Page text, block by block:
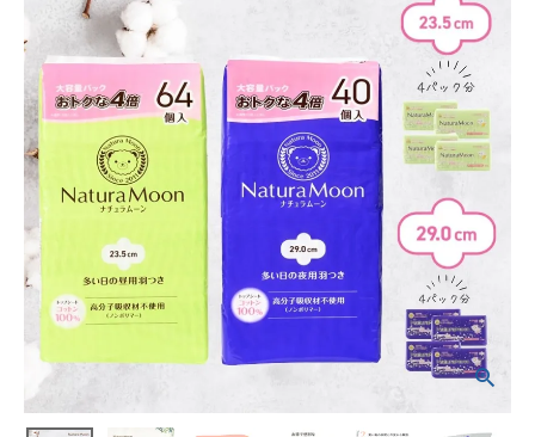
【大容量パッ
ク】NaturaMo
on(ナチュラム
ーン) 生理用ナ
プキン 羽つき
×2パックセッ
ト(多い日の昼
用羽つき1パッ
ク、多い日の夜
用羽つき1パッ
4,048